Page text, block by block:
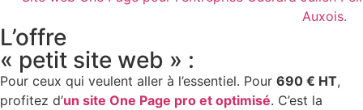
L’offre
« petit site web » :
Pour ceux qui veulent aller à l’essentiel. Pour 690 € HT,
profitez d’un site One Page pro et optimisé. C’est la